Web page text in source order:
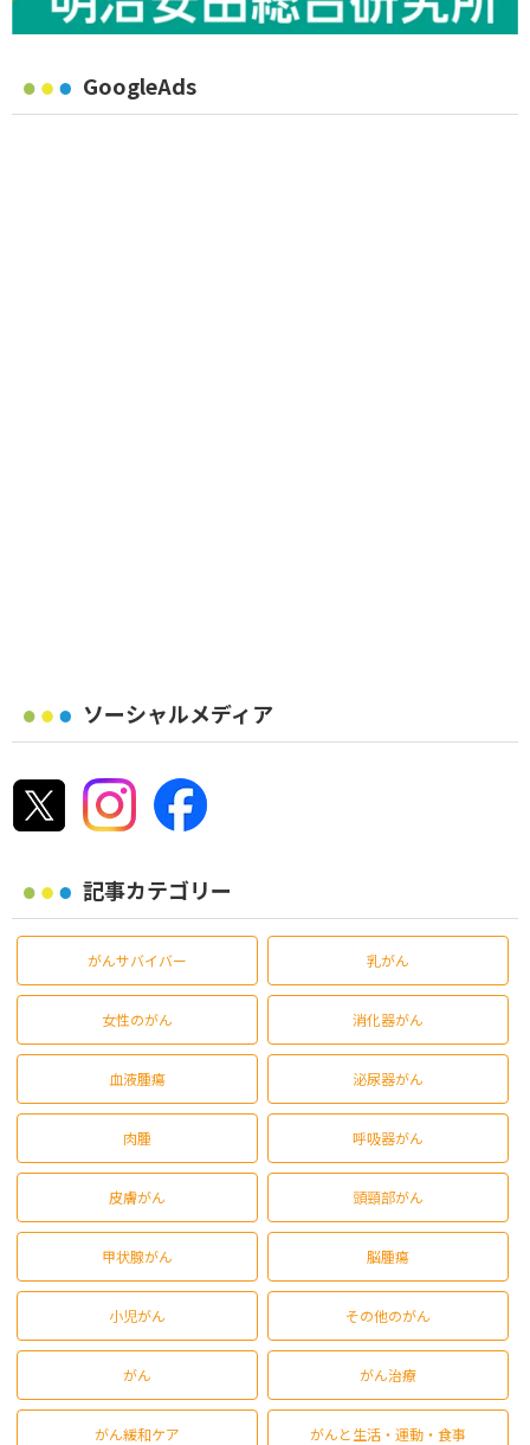
GoogleAds
ソーシャルメディア
記事カテゴリー
がんサバイバー 乳がん
女性のがん 消化器がん
血液腫瘍 泌尿器がん
肉腫 呼吸器がん
皮膚がん 頭頸部がん
甲状腺がん 脳腫瘍
小児がん その他のがん
がん がん治療
がん緩和ケア がんと生活・運動・食事